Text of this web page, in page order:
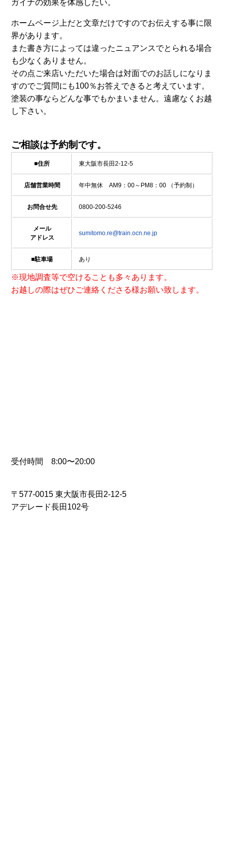
ガイナの効果を体感したい。
ホームページ上だと文章だけですのでお伝えする事に限
界があります。
また書き方によっては違ったニュアンスでとられる場合
も少なくありません。
その点ご来店いただいた場合は対面でのお話しになりま
すのでご質問にも100％お答えできると考えています。
塗装の事ならどんな事でもかまいません。遠慮なくお越
し下さい。
ご相談は予約制です。
■住所 東大阪市長田2-12-5
店舗営業時間 年中無休 AM9：00～PM8：00 （予約制）
お問合せ先 0800-200-5246
メール
アドレス
sumitomo.re@train.ocn.ne.jp
■駐車場 あり
※現地調査等で空けることも多々あります。
お越しの際はぜひご連絡くださる様お願い致します。
受付時間 8:00〜20:00
〒577-0015 東大阪市長田2-12-5
アデレード長田102号